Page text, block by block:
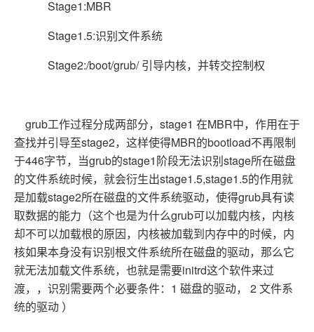
Stage1:MBR
Stage1.5:识别文件系统
Stage2:/boot/grub/ 引导内核，并转交控制权
grub工作过程分成两部分，stage1 在MBR中，作用在于
查找并引导至stage2，这样使得MBR的bootload不再限制
于446字节，当grub的stage1阶段无法识别stage所在磁盘
的文件系统时候，就会衍生出stage1.5,stage1.5的作用就
是加载stage2所在磁盘的文件系统驱动，使得grub具有读
取数据的能力（这个也是为什么grub可以加载内核，内核
却不可以加载根的原因，内核被加载到内存中的时候，内
核如果本身没有识别根文件系统所在磁盘的驱动，那么它
就无法加载文件系统，也就是需要initrd这个软件来过
渡，，识别需要两个必要条件：1 磁盘的驱动， 2 文件系
统的驱动 ）